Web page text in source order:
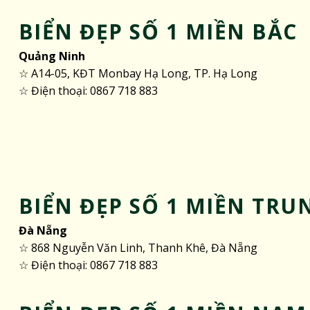
BIỂN ĐẸP SỐ 1 MIỀN BẮC
Quảng Ninh
☆ A14-05, KĐT Monbay Hạ Long, TP. Hạ Long
☆ Điện thoại: 0867 718 883
BIỂN ĐẸP SỐ 1 MIỀN
Đà Nẵng
☆ 868 Nguyễn Văn Linh, Thanh Khê, Đà Nẵng
☆ Điện thoại: 0867 718 883